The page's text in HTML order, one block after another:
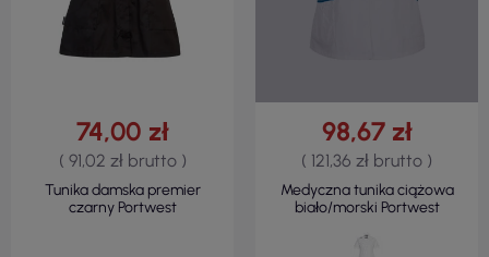
74,00 zł
( 91,02 zł brutto )
Tunika damska premier
czarny Portwest
98,67 zł
( 121,36 zł brutto )
Medyczna tunika ciążowa
biało/morski Portwest